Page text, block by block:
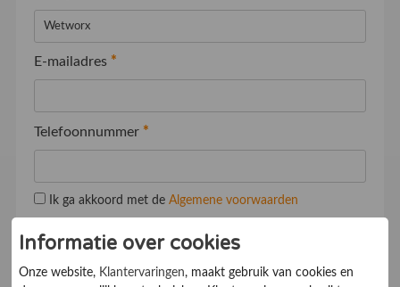
E-mailadres *
Telefoonnummer *
Ik ga akkoord met de Algemene voorwaarden
Informatie over cookies
Onze website, Klantervaringen, maakt gebruik van cookies en